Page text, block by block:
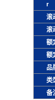
r
滚
滚
额
额
品
类
备